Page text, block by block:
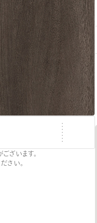
ざいます。
さい。